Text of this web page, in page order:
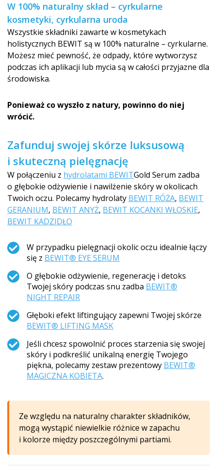
W 100% naturalny skład – cyrkularne
kosmetyki, cyrkularna uroda
Wszystkie składniki zawarte w kosmetykach
holistycznych BEWIT są w 100% naturalne – cyrkularne.
Możesz mieć pewność, że odpady, które wytworzysz
podczas ich aplikacji lub mycia są w całości przyjazne dla
środowiska.
Ponieważ co wyszło z natury, powinno do niej
wrócić.
Zafunduj swojej skórze luksusową
i skuteczną pielęgnację
W połączeniu z hydrolatami BEWITGold Serum zadba
o głębokie odżywienie i nawilżenie skóry w okolicach
Twoich oczu. Polecamy hydrolaty BEWIT RÓŻA, BEWIT
GERANIUM, BEWIT ANYŻ, BEWIT KOCANKI WŁOSKIE,
BEWIT KADZIDŁO
W przypadku pielęgnacji okolic oczu idealnie łączy
się z BEWIT® EYE SERUM
O głębokie odżywienie, regenerację i detoks
Twojej skóry podczas snu zadba BEWIT®
NIGHT REPAIR
Głęboki efekt liftingujący zapewni Twojej skórze
BEWIT® LIFTING MASK
Jeśli chcesz spowolnić proces starzenia się swojej
skóry i podkreślić unikalną energię Twojego
piękna, polecamy zestaw prezentowy BEWIT®
MAGICZNA KOBIETA.
Ze względu na naturalny charakter składników,
mogą wystąpić niewielkie różnice w zapachu
i kolorze między poszczególnymi partiami.